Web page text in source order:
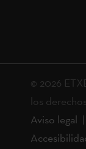
© 2026
los
Aviso legal